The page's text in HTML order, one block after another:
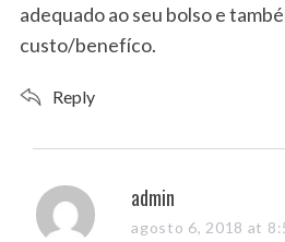
adequado ao seu bolso e
custo/benefíco.
Reply
s
a
admin
agosto 6, 2018 at